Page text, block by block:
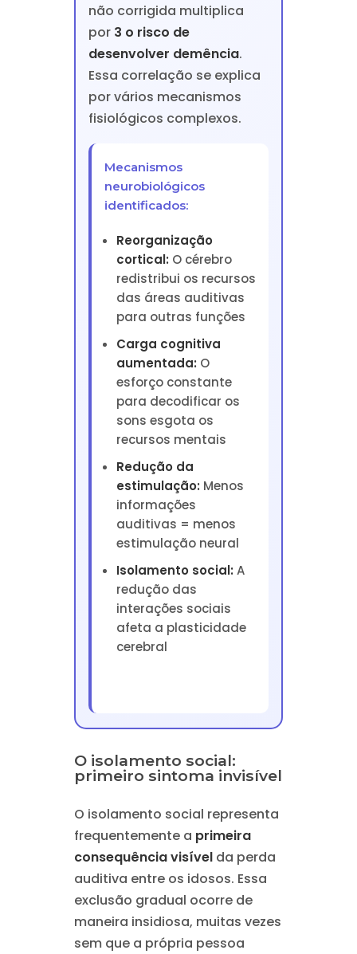
não corrigida multiplica
por 3 o risco de
desenvolver demência.
Essa correlação se explica
por vários mecanismos
fisiológicos complexos.
Mecanismos
neurobiológicos
identificados:
Reorganização
cortical: O cérebro
redistribui os recursos
das áreas auditivas
para outras funções
Carga cognitiva
aumentada: O
esforço constante
para decodificar os
sons esgota os
recursos mentais
Redução da
estimulação: Menos
informações
auditivas = menos
estimulação neural
Isolamento social: A
redução das
interações sociais
afeta a plasticidade
cerebral
O isolamento social:
primeiro sintoma invisível
O isolamento social representa
frequentemente a primeira
consequência visívelda perda
auditiva entre os idosos. Essa
exclusão gradual ocorre de
maneira insidiosa, muitas vezes
sem que a própria pessoa